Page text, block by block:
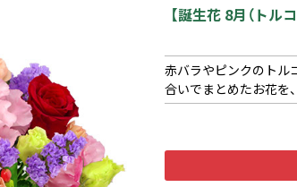
【誕生花 8月（トル
赤バラやピンクのトル
合いでまとめたお花を